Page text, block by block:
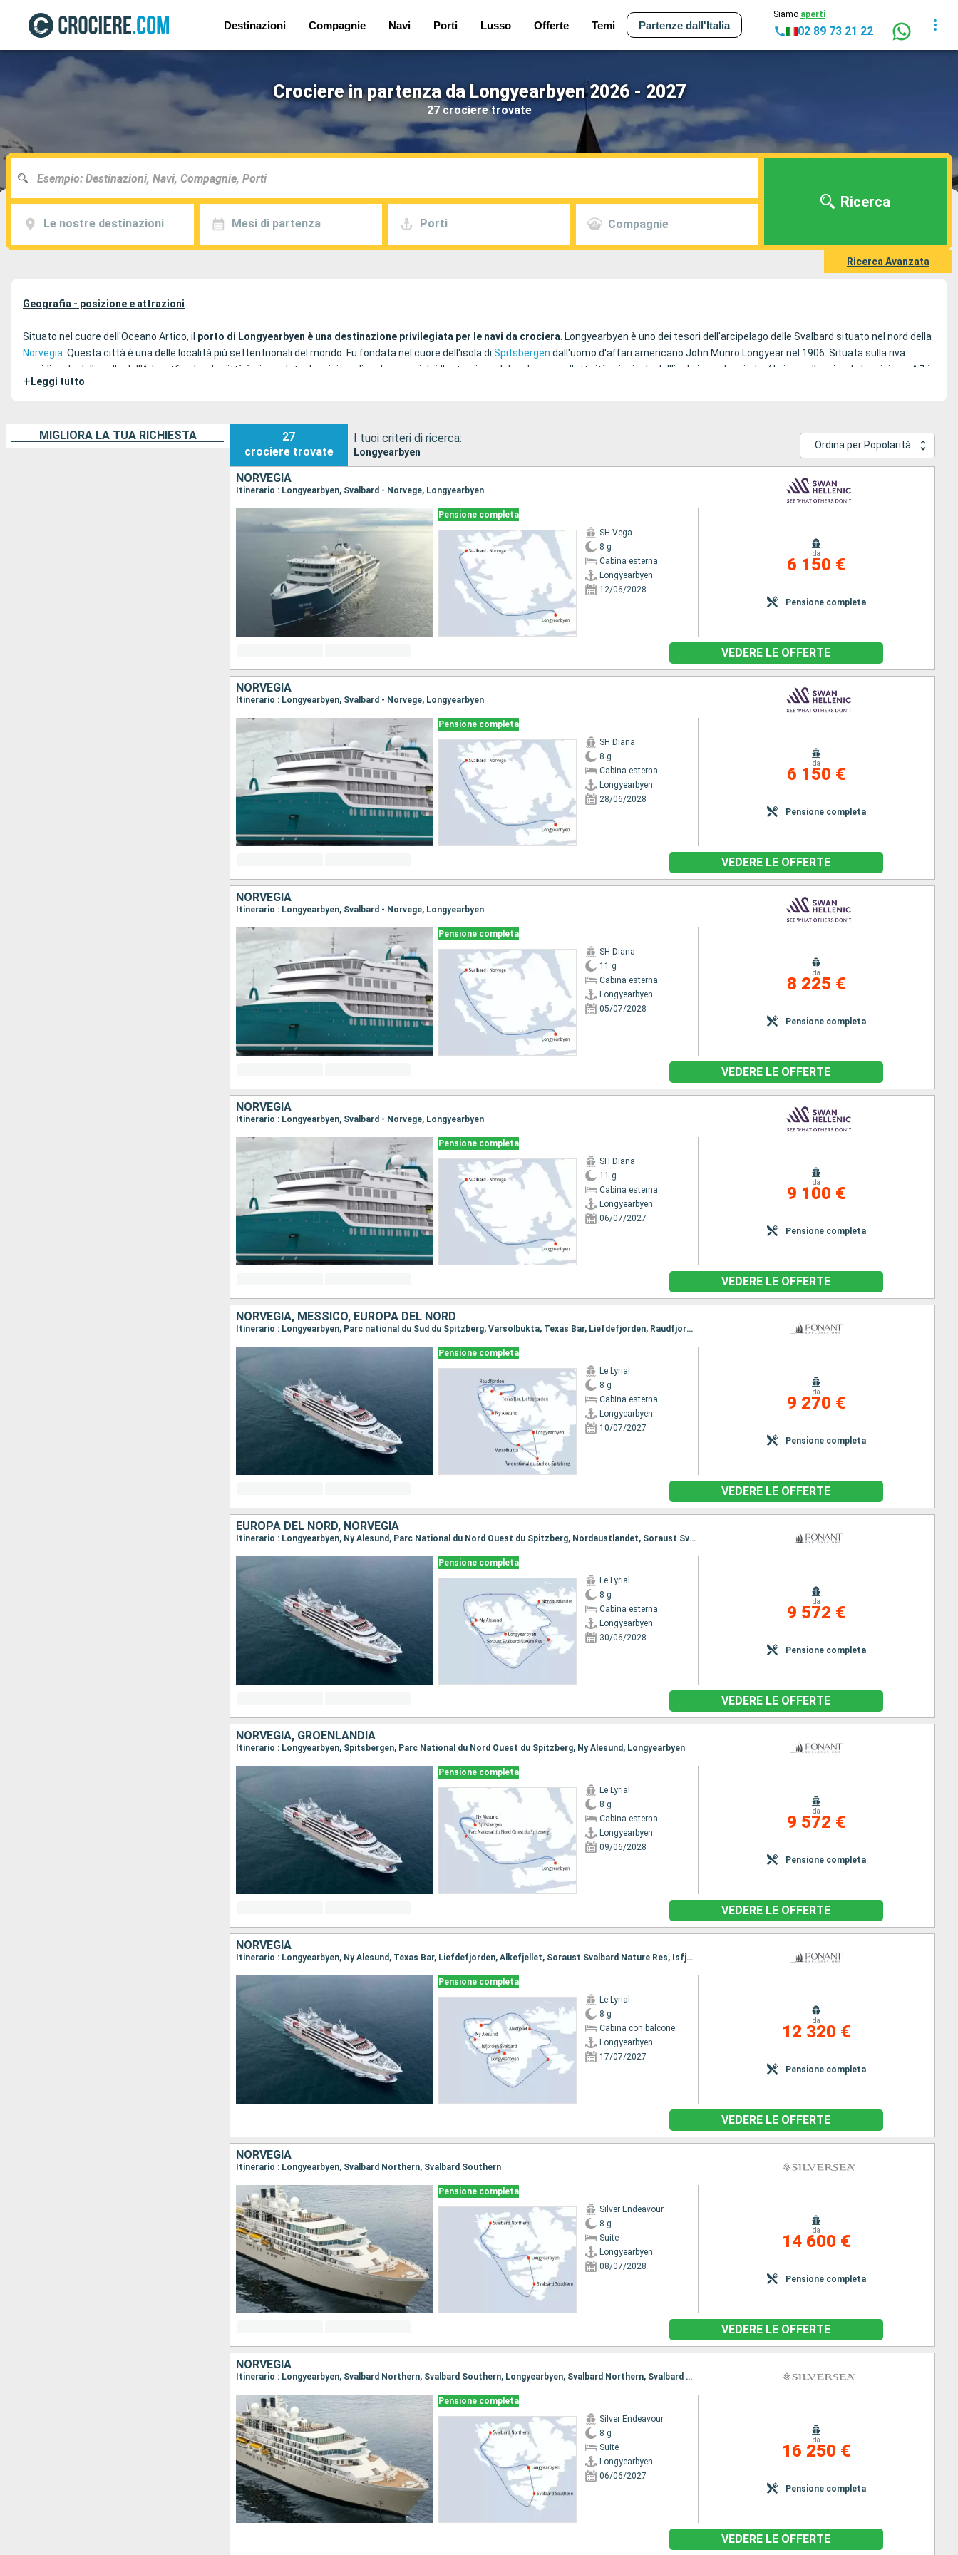
Destinazioni Compagnie Navi Porti Lusso Offerte Temi Partenze dall'Italia
Siamo aperti
02 89 73 21 22
Crociere in partenza da Longyearbyen 2026 - 2027
27 crociere trovate
Le nostre destinazioni Mesi di partenza Porti Compagnie
Ricerca
Ricerca Avanzata
Geografia - posizione e attrazioni
Situato nel cuore dell'Oceano Artico, il porto di Longyearbyen è una destinazione privilegiata per le navi da crociera . Longyearbyen è uno dei tesori dell'arcipelago delle Svalbard situato nel nord della
Norvegia . Questa città è una delle località più settentrionali del mondo. Fu fondata nel cuore dell'isola di Spitsbergen dall'uomo d'affari americano John Munro Longyear nel 1906. Situata sulla riva
meridionale della valle dell'Adventfjorden, la città è circondata da miniere di carbone, poiché l'estrazione del carbone era l'attività principale dell'isola in quel periodo. Al giorno d'oggi, solo la miniera n° 7 è
ancora attiva. Tuttavia, è possibile visitare l'interno di alcune di esse. La valle dell'Adventfjorden è un punto d'incontro per gli appassionati di escursionismo e le acque ghiacciate circostanti possono
+ Leggi tutto
MIGLIORA LA TUA RICHIESTA
27
crociere trovate
I tuoi criteri di ricerca:
Longyearbyen
Ordina per Popolarità
NORVEGIA
Itinerario : Longyearbyen, Svalbard - Norvege, Longyearbyen
Pensione completa
SH Vega
8 g
Cabina esterna
Longyearbyen
12/06/2028
da
6 150 €
Pensione completa
VEDERE LE OFFERTE
NORVEGIA
Itinerario : Longyearbyen, Svalbard - Norvege, Longyearbyen
Pensione completa
SH Diana
8 g
Cabina esterna
Longyearbyen
28/06/2028
da
6 150 €
Pensione completa
VEDERE LE OFFERTE
NORVEGIA
Itinerario : Longyearbyen, Svalbard - Norvege, Longyearbyen
Pensione completa
SH Diana
11 g
Cabina esterna
Longyearbyen
05/07/2028
da
8 225 €
Pensione completa
VEDERE LE OFFERTE
NORVEGIA
Itinerario : Longyearbyen, Svalbard - Norvege, Longyearbyen
Pensione completa
SH Diana
11 g
Cabina esterna
Longyearbyen
06/07/2027
da
9 100 €
Pensione completa
VEDERE LE OFFERTE
NORVEGIA, MESSICO, EUROPA DEL NORD
Itinerario : Longyearbyen, Parc national du Sud du Spitzberg, Varsolbukta, Texas Bar, Liefdefjorden, Raudfjorden, Ny Alesund, Longyearbyen
Pensione completa
Le Lyrial
8 g
Cabina esterna
Longyearbyen
10/07/2027
da
9 270 €
Pensione completa
VEDERE LE OFFERTE
EUROPA DEL NORD, NORVEGIA
Itinerario : Longyearbyen, Ny Alesund, Parc National du Nord Ouest du Spitzberg, Nordaustlandet, Soraust Svalbard Nature Res, Parc National du Nord Ouest du Spitzberg, Longyearbyen
Pensione completa
Le Lyrial
8 g
Cabina esterna
Longyearbyen
30/06/2028
da
9 572 €
Pensione completa
VEDERE LE OFFERTE
NORVEGIA, GROENLANDIA
Itinerario : Longyearbyen, Spitsbergen, Parc National du Nord Ouest du Spitzberg, Ny Alesund, Longyearbyen
Pensione completa
Le Lyrial
8 g
Cabina esterna
Longyearbyen
09/06/2028
da
9 572 €
Pensione completa
VEDERE LE OFFERTE
NORVEGIA
Itinerario : Longyearbyen, Ny Alesund, Texas Bar, Liefdefjorden, Alkefjellet, Soraust Svalbard Nature Res, Isfjorden Svalbard, Longyearbyen
Pensione completa
Le Lyrial
8 g
Cabina con balcone
Longyearbyen
17/07/2027
da
12 320 €
Pensione completa
VEDERE LE OFFERTE
NORVEGIA
Itinerario : Longyearbyen, Svalbard Northern, Svalbard Southern
Pensione completa
Silver Endeavour
8 g
Suite
Longyearbyen
08/07/2028
da
14 600 €
Pensione completa
VEDERE LE OFFERTE
NORVEGIA
Itinerario : Longyearbyen, Svalbard Northern, Svalbard Southern, Longyearbyen, Svalbard Northern, Svalbard Southern, Longyearbyen
Pensione completa
Silver Endeavour
8 g
Suite
Longyearbyen
06/06/2027
da
16 250 €
Pensione completa
VEDERE LE OFFERTE